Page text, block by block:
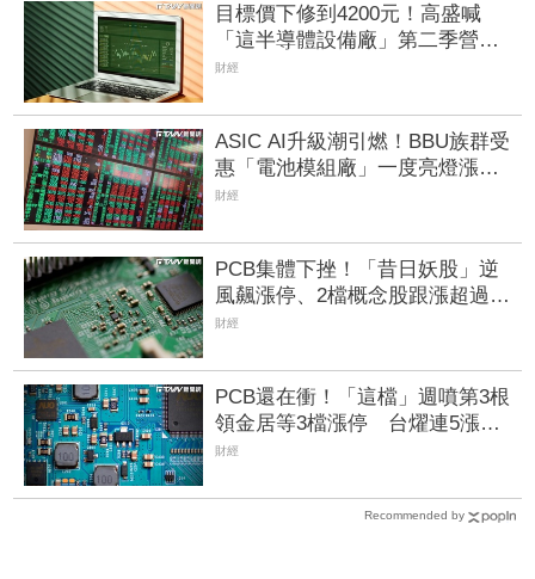
目標價下修到4200元！高盛喊
「這半導體設備廠」第二季營收
低於預期 股價失守五日線
財經
ASIC AI升級潮引燃！BBU族群受
惠「電池模組廠」一度亮燈漲
停 順達、加百裕噴半根
財經
PCB集體下挫！「昔日妖股」逆
風飆漲停、2檔概念股跟漲超過
3% 股民驚：這檔好神奇
財經
PCB還在衝！「這檔」週噴第3根
領金居等3檔漲停 台燿連5漲
51.5%、景碩累漲48%
財經
Recommended by